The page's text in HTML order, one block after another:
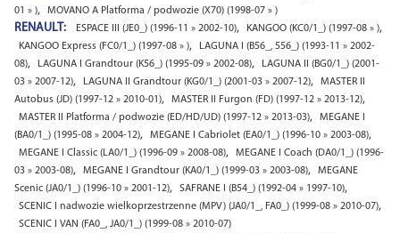
01 » ), MOVANO A Platforma / podwozie (X70) (1998-07 » )
RENAULT: ESPACE III (JE0_) (1996-11 » 2002-10), KANGOO (KC0/1_) (1997-08 » ),
KANGOO Express (FC0/1_) (1997-08 » ),
LAGUNA I (B56_, 556_) (1993-11 » 2002-
08), LAGUNA I Grandtour (K56_) (1995-09 » 2002-08),
LAGUNA II (BG0/1_) (2001-
03 » 2007-12), LAGUNA II Grandtour (KG0/1_) (2001-03 » 2007-12),
MASTER II
Autobus (JD) (1997-12 » 2010-01), MASTER II Furgon (FD) (1997-12 » 2013-12),
MASTER II Platforma / podwozie (ED/HD/UD) (1997-12 » 2013-03),
MEGANE I
(BA0/1_) (1995-08 » 2004-12), MEGANE I Cabriolet (EA0/1_) (1996-10 » 2003-08),
MEGANE I Classic (LA0/1_) (1996-09 » 2008-08),
MEGANE I Coach (DA0/1_) (1996-
03 » 2003-08), MEGANE I Grandtour (KA0/1_) (1999-03 » 2003-08),
MEGANE
Scenic (JA0/1_) (1996-10 » 2001-12), SAFRANE I (B54_) (1992-04 » 1997-10),
SCENIC I nadwozie wielkoprzestrzenne (MPV) (JA0/1_, FA0_) (1999-08 » 2010-07),
SCENIC I VAN (FA0_, JA0/1_) (1999-08 » 2010-07)